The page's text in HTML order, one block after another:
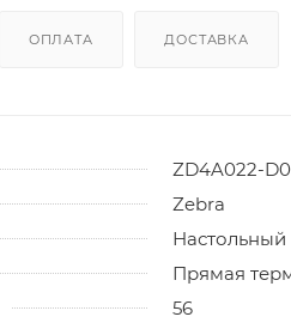
ОПЛАТА ДОСТАВКА
ZD4A022-
Zebra
Настольный
Прямая
56